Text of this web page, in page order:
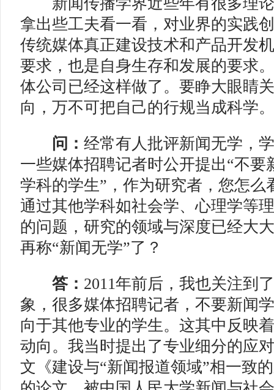
拿出些工夫看一看，对业界的实践
传统媒体真正建设技术和产品开发
要求，也是自身生存和发展的要求
体公司已经这样做了。要睁大眼睛
向，万不可把自己的行规当成科学。
问： 经常有人批评新闻无学，
一些媒体招聘记者时公开提出“不要
学科的学生”，作为研究者，您怎么
通过其他学科如社会学、心理学等
的问题，研究的领域与深度已经大
再称“新闻无学”了？
答： 2011年前后，我也关注到
象，很多媒体招聘记者，不要新闻
向于其他专业的学生。这其中反映
动向。我当时提出了专业细分的应
文《建设与“新闻报道领域”相一致